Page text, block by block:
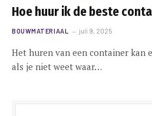
Hoe huur ik de beste
BOUWMATERIAAL juli 9, 2025
Het huren van een container kan
als je niet weet waar…